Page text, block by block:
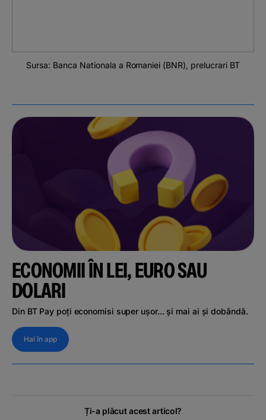
Sursa: Banca Nationala a Romaniei (BNR), prelucrari BT
ECONOMII ÎN LEI, EURO SAU
DOLARI
Din BT Pay poți economisi super ușor... și mai ai și dobândă.
Hai în app
Ți-a plăcut acest articol?